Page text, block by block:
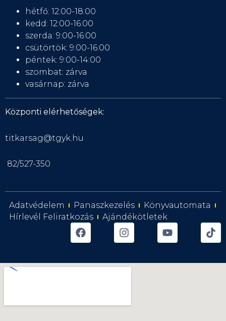
hétfő: 12:00-18:00
kedd: 12:00-16:00
szerda: 9:00-16:00
csütörtök: 9:00-16:00
péntek: 9:00-14:00
szombat: zárva
vasárnap: zárva
Központi elérhetőségek:
titkarsag@tgyk.hu
82/527-350
Adatvédelem Panaszkezelés
Könyvautomata
Hírlevél Feliratkozás
Ajándékötletek